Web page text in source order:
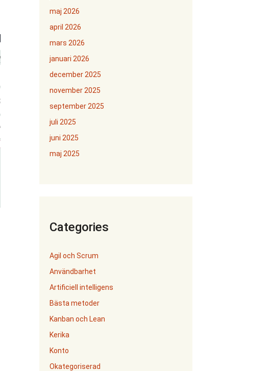
maj 2026
april 2026
mars 2026
januari 2026
december 2025
november 2025
september 2025
juli 2025
juni 2025
maj 2025
Categories
Agil och Scrum
Användbarhet
Artificiell intelligens
Bästa metoder
Kanban och Lean
Kerika
Konto
Okategoriserad